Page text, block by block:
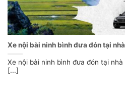
Xe nội bài ninh bình đưa đón tại nhà
Xe nội bài ninh bình đưa đón tại
[...]